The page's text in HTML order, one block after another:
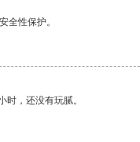
全性保护。
，还没有玩腻。